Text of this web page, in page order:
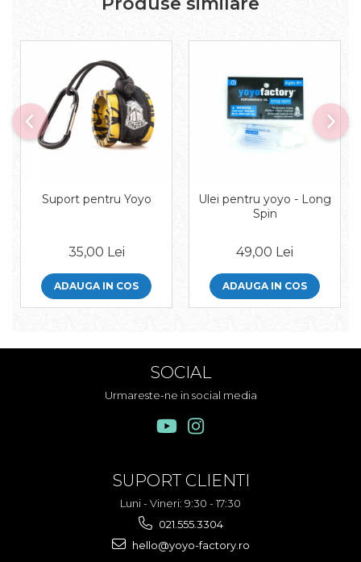
Suport pentru Yoyo
35,00 Lei
ADAUGA IN COS
Ulei pentru yoyo - Long
Spin
49,00 Lei
ADAUGA IN COS
SOCIAL
Urmareste-ne in social media
SUPORT CLIENTI
Luni - Vineri: 9:30 - 17:30
021.555.3304
hello@yoyo-factory.ro